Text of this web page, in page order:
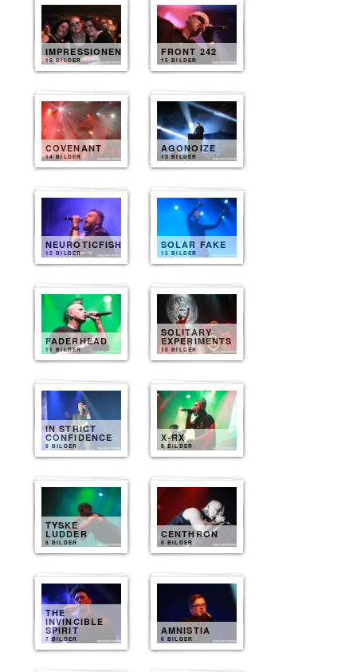
IMPRESSIONEN
15 BILDER
FRONT 242
15 BILDER
COVENANT
14 BILDER
AGONOIZE
13 BILDER
NEUROTICFISH
12 BILDER
SOLAR FAKE
12 BILDER
FADERHEAD
11 BILDER
SOLITARY
EXPERIMENTS
10 BILDER
IN STRICT
CONFIDENCE
9 BILDER
X-RX
8 BILDER
TYSKE
LUDDER
8 BILDER
CENTHRON
8 BILDER
THE
INVINCIBLE
SPIRIT
7 BILDER
AMNISTIA
6 BILDER